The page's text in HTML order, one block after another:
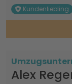
Kundenliebling
Alex